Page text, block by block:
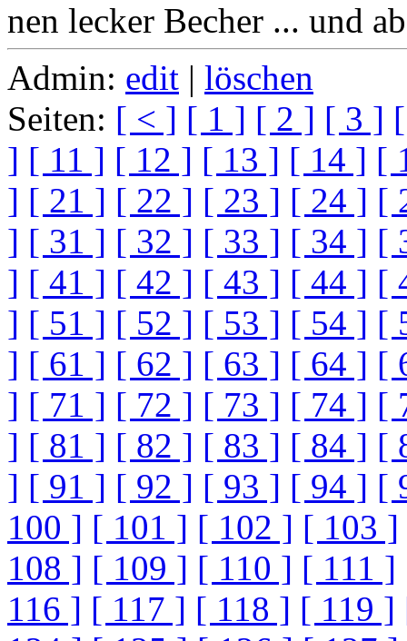
nen lecker Becher ... und
Admin: edit | löschen
Seiten: [ < ] [ 1 ] [ 2 ] [ 3 ]
] [ 11 ] [ 12 ] [ 13 ] [ 14 ] [
] [ 21 ] [ 22 ] [ 23 ] [ 24 ] [
] [ 31 ] [ 32 ] [ 33 ] [ 34 ] [
] [ 41 ] [ 42 ] [ 43 ] [ 44 ] [
] [ 51 ] [ 52 ] [ 53 ] [ 54 ] [
] [ 61 ] [ 62 ] [ 63 ] [ 64 ] [
] [ 71 ] [ 72 ] [ 73 ] [ 74 ] [
] [ 81 ] [ 82 ] [ 83 ] [ 84 ] [
] [ 91 ] [ 92 ] [ 93 ] [ 94 ] [
100 ] [ 101 ] [ 102 ] [ 103 ]
108 ] [ 109 ] [ 110 ] [ 111 ]
116 ] [ 117 ] [ 118 ] [ 119 ]